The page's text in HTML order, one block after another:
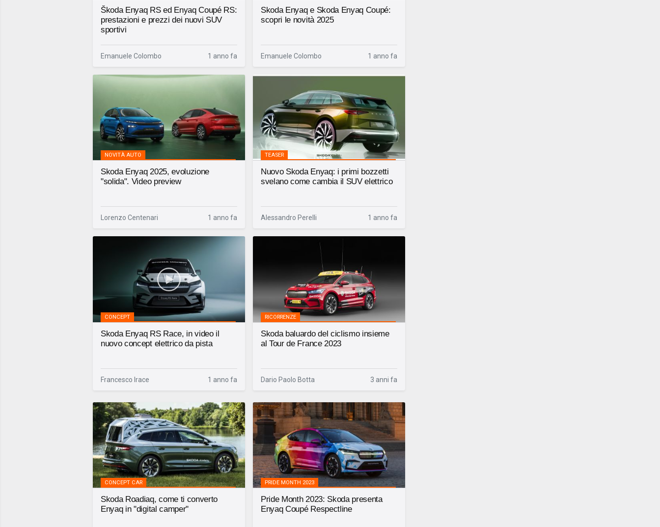
Škoda Enyaq RS ed Enyaq Coupé RS:
prestazioni e prezzi dei nuovi SUV
sportivi
Emanuele Colombo 1 anno fa
Skoda Enyaq e Skoda Enyaq Coupé:
scopri le novità 2025
Emanuele Colombo 1 anno fa
NOVITÀ AUTO
Skoda Enyaq 2025, evoluzione
"solida". Video preview
Lorenzo Centenari 1 anno fa
TEASER
Nuovo Skoda Enyaq: i primi bozzetti
svelano come cambia il SUV elettrico
Alessandro Perelli 1 anno fa
CONCEPT
Skoda Enyaq RS Race, in video il
nuovo concept elettrico da pista
Francesco Irace 1 anno fa
RICORRENZE
Skoda baluardo del ciclismo insieme
al Tour de France 2023
Dario Paolo Botta 3 anni fa
CONCEPT CAR
Skoda Roadiaq, come ti converto
Enyaq in "digital camper"
PRIDE MONTH 2023
Pride Month 2023: Skoda presenta
Enyaq Coupé Respectline